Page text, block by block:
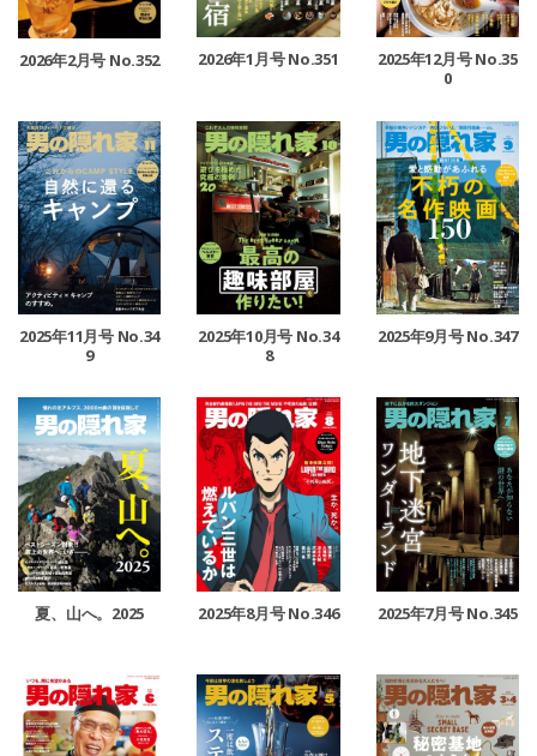
2026年2月号 No.352 2026年1月号 No.351
2025年12月号 No.35
0
2025年11月号 No.34
9
2025年10月号 No.34
8
2025年9月号 No.347
夏、山へ。2025 2025年8月号 No.346 2025年7月号 No.345